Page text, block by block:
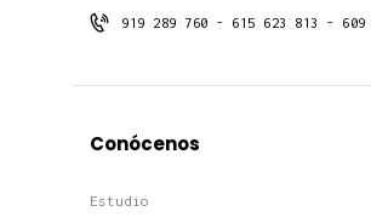
919 289 760 - 615 623 813 - 609
Conócenos
Estudio